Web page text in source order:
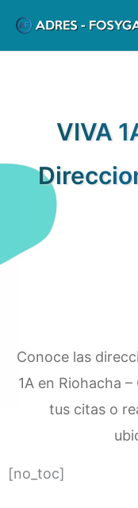
VIVA
Conoce las
1A en Riohacha
tus citas o
[no_toc]